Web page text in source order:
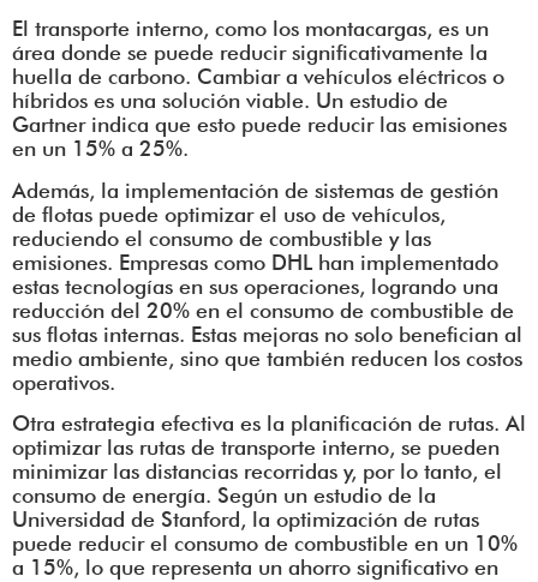
El transporte interno, como los montacargas, es un
área donde se puede reducir significativamente la
huella de carbono. Cambiar a vehículos eléctricos o
híbridos es una solución viable. Un estudio de
Gartner indica que esto puede reducir las emisiones
en un 15% a 25%.
Además, la implementación de sistemas de gestión
de flotas puede optimizar el uso de vehículos,
reduciendo el consumo de combustible y las
emisiones. Empresas como DHL han implementado
estas tecnologías en sus operaciones, logrando una
reducción del 20% en el consumo de combustible de
sus flotas internas. Estas mejoras no solo benefician al
medio ambiente, sino que también reducen los costos
operativos.
Otra estrategia efectiva es la planificación de rutas. Al
optimizar las rutas de transporte interno, se pueden
minimizar las distancias recorridas y, por lo tanto, el
consumo de energía. Según un estudio de la
Universidad de Stanford, la optimización de rutas
puede reducir el consumo de combustible en un 10%
a 15%, lo que representa un ahorro significativo en